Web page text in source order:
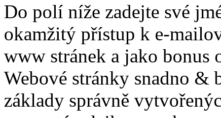
Do polí níže zadejte své
okamžitý přístup k e-
www stránek a jako
Webové stránky snadno &
základy správně